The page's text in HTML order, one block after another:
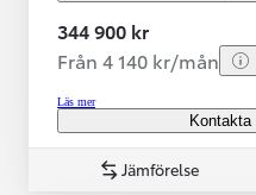
344 900 kr
Från 4 140 kr/mån
Läs mer
Kontakta
Jämförelse